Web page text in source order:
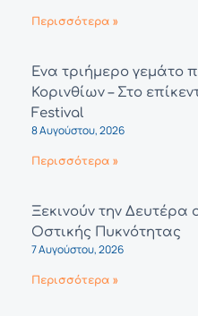
Περισσότερα »
Ένα τριήμερο γεμάτο
Κορινθίων – Στο
Festival
8 Αυγούστου, 2026
Περισσότερα »
Ξεκινούν την Δευτέρα
Οστικής Πυκνότητας
7 Αυγούστου, 2026
Περισσότερα »